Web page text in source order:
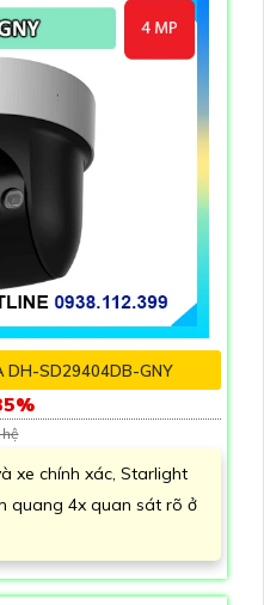
DH-SD29404DB-GNY
xe chính xác, Starlight
quang 4x quan sát rõ ở